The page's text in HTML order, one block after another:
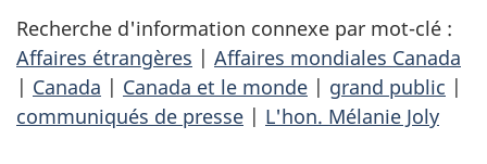
Recherche d'information connexe par mot-clé :
Affaires étrangères | Affaires mondiales Canada
| Canada | Canada et le monde | grand public |
communiqués de presse | L'hon. Mélanie Joly